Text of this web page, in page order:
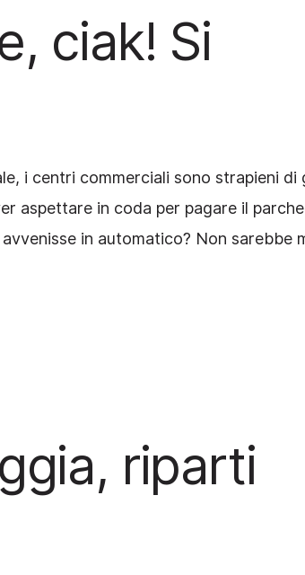
ciak! Si
i centri commerciali sono strapieni
aspettare in coda per pagare il
in automatico? Non sarebbe
riparti